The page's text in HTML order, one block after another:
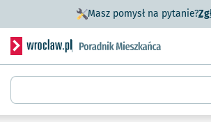
Masz pomysł na pytanie?
Serwis informacyjny wroclaw.pl
Wyszukiwarka